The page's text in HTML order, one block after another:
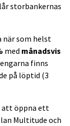
storbankernas
när som helst
med månadsvis
finns
på löptid (3
att öppna ett
Multitude och